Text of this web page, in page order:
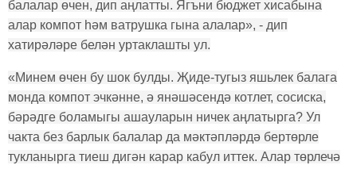
балалар өчен, дип аңлатты. Ягъни бюджет хисабына
алар компот һәм ватрушка гына алалар», - дип
хатирәләре белән уртаклашты ул.
«Минем өчен бу шок булды. Җиде-тугыз яшьлек балага
монда компот эчкәнне, ә янәшәсендә котлет, сосиска,
бәрәдге боламыгы ашауларын ничек аңлатырга? Ул
чакта без барлык балалар да мәктәпләрдә бертөрле
тукланырга тиеш дигән карар кабул иттек. Алар төрлечә